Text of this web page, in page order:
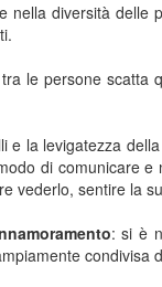
nella diversità
le persone
e la levigatezza
di comunicare
vederlo, sentire la
: si è
condivisa